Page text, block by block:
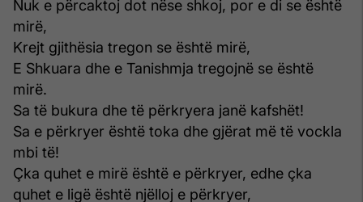
Nuk e përcaktoj dot nëse shkoj, por e di se është
mirë,
Krejt gjithësia tregon se është mirë,
E Shkuara dhe e Tanishmja tregojnë se është
mirë.
Sa të bukura dhe të përkryera janë kafshët!
Sa e përkryer është toka dhe gjërat më të vockla
mbi të!
Çka quhet e mirë është e përkryer, edhe çka
quhet e ligë është njëlloj e përkryer,